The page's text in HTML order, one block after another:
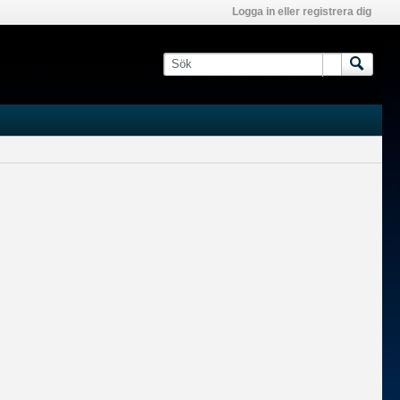
Logga in eller registrera dig